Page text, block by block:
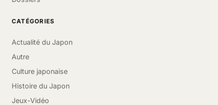
CATÉGORIES
Actualité du Japon
Autre
Culture japonaise
Histoire du Japon
Jeux-Vidéo